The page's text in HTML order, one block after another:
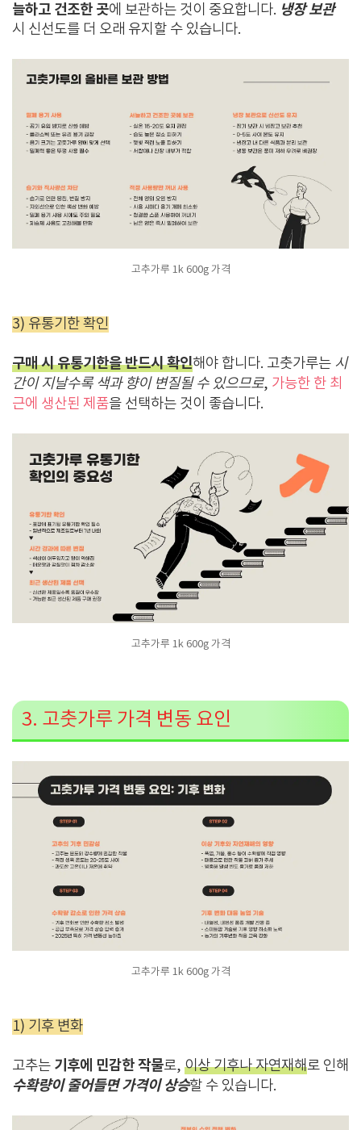
늘하고 건조한 곳에 보관하는 것이 중요합니다. 냉장 보관
시 신선도를 더 오래 유지할 수 있습니다.
고추가루 1k 600g 가격
3) 유통기한 확인
구매 시 유통기한을 반드시 확인해야 합니다. 고춧가루는 시
간이 지날수록 색과 향이 변질될 수 있으므로, 가능한 한 최
근에 생산된 제품을 선택하는 것이 좋습니다.
고추가루 1k 600g 가격
3. 고춧가루 가격 변동 요인
고추가루 1k 600g 가격
1) 기후 변화
고추는 기후에 민감한 작물로, 이상 기후나 자연재해로 인해
수확량이 줄어들면 가격이 상승할 수 있습니다.